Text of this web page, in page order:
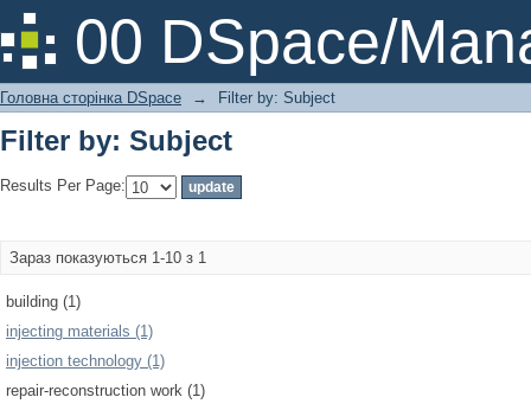
00 DSpace/
Filter by: Subject
Головна сторінка DSpace → Filter by: Subject
Filter by: Subject
Results Per Page:
Зараз показуються 1-10 з 1
building (1)
injecting materials (1)
injection technology (1)
repair-reconstruction work (1)